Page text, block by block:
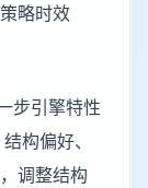
略时效
步引擎特性
构偏好、
调整结构